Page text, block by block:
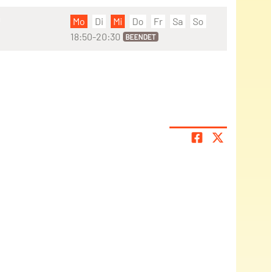
Mo Di Mi Do Fr Sa
So
18:50-20:30
BEENDET